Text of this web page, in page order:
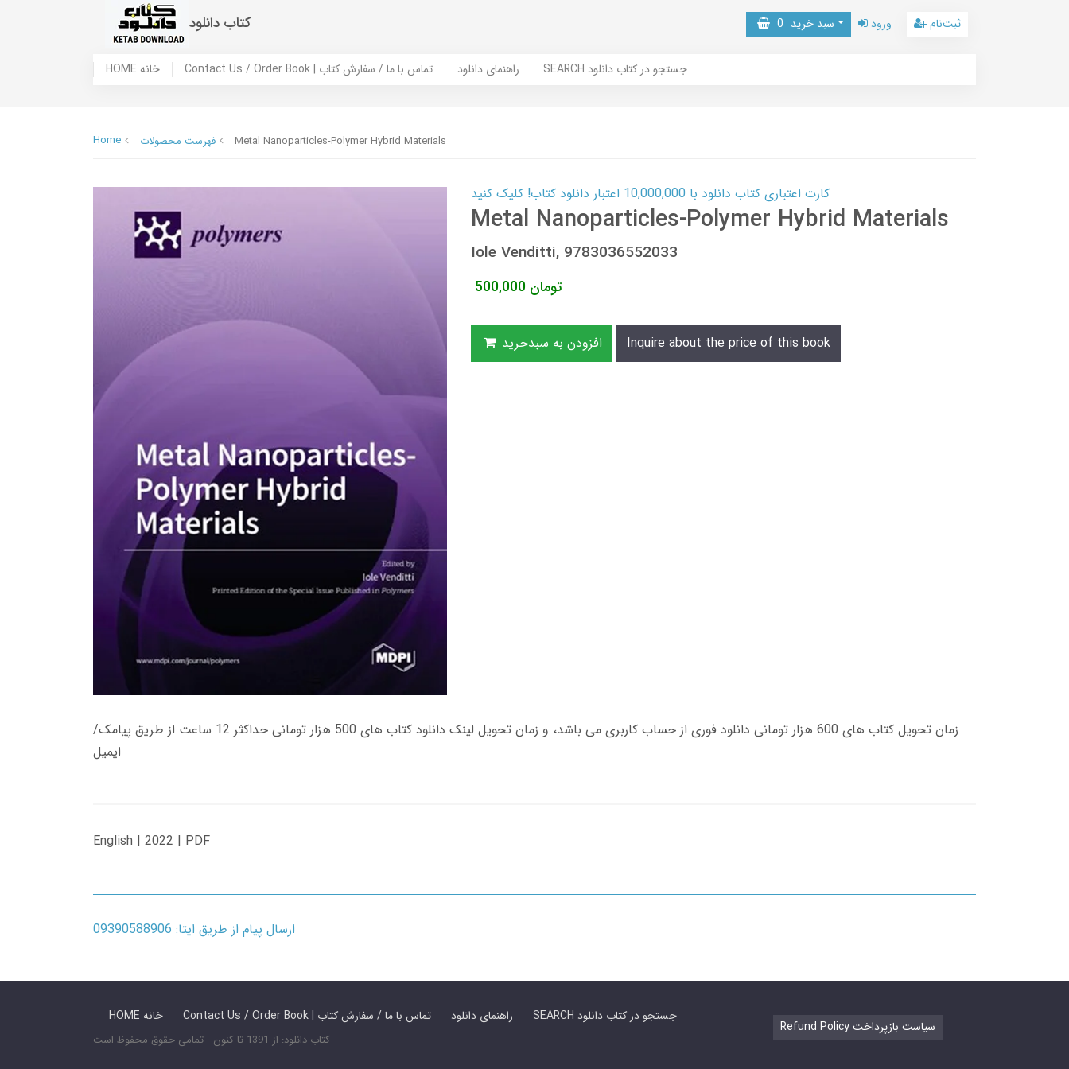
کتاب دانلود سبد خرید 0 ورود ثبت‌نام
HOME خانه Contact Us / Order Book | تماس با ما / سفارش کتاب راهنمای دانلود SEARCH جستجو در کتاب دانلود
Home فهرست محصولات Metal Nanoparticles-Polymer Hybrid Materials
کارت اعتباری کتاب دانلود با 10,000,000 اعتبار دانلود کتاب! کلیک کنید
Metal Nanoparticles-Polymer Hybrid Materials
Iole Venditti, 9783036552033
500,000 تومان
افزودن به سبدخرید Inquire about the price of this book
زمان تحویل کتاب های 600 هزار تومانی دانلود فوری از حساب کاربری می باشد، و زمان تحویل لینک دانلود کتاب های 500 هزار تومانی حداکثر 12 ساعت از طریق پیامک/
ایمیل
English | 2022 | PDF
ارسال پیام از طریق ایتا: 09390588906
HOME خانه Contact Us / Order Book | تماس با ما / سفارش کتاب راهنمای دانلود SEARCH جستجو در کتاب دانلود
کتاب دانلود: از 1391 تا کنون - تمامی حقوق محفوظ است
Refund Policy سیاست بازپرداخت